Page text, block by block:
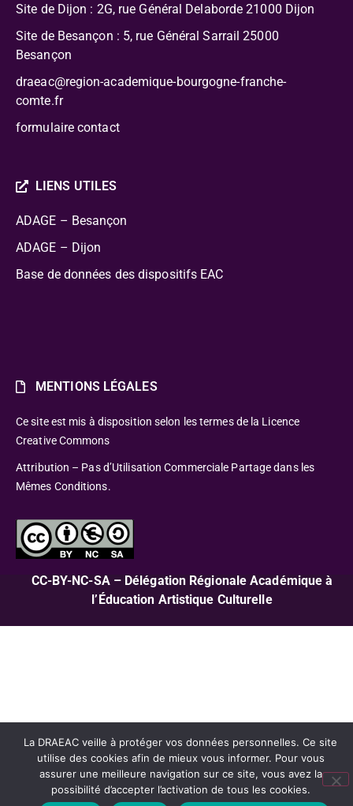
Site de Dijon : 2G, rue Général Delaborde 21000 Dijon
Site de Besançon : 5, rue Général Sarrail 25000
Besançon
draeac@region-academique-bourgogne-franche-
comte.fr
formulaire contact
LIENS UTILES
ADAGE – Besançon
ADAGE – Dijon
Base de données des dispositifs EAC
MENTIONS LÉGALES
Ce site est mis à disposition selon les termes de la Licence
Creative Commons
Attribution – Pas d’Utilisation Commerciale Partage dans les
Mêmes Conditions.
CC-BY-NC-SA – Délégation Régionale Académique à
l’Éducation Artistique Culturelle
La DRAEAC veille à protéger vos données personnelles. Ce site
utilise des cookies afin de mieux vous informer. Pour vous
assurer une meilleure navigation sur ce site, vous avez la
possibilité d’accepter l’activation de tous les cookies.